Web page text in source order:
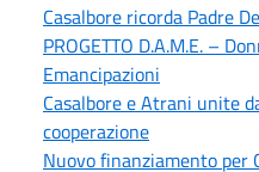
Casalbore ricorda Padre
PROGETTO D.A.M.E. –
Emancipazioni
Casalbore e Atrani unite
cooperazione
Nuovo finanziamento per